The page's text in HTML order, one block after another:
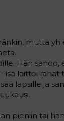
mutta yh
Hän sanoo,
laittoi rahat
lapsille ja
pieniin tai